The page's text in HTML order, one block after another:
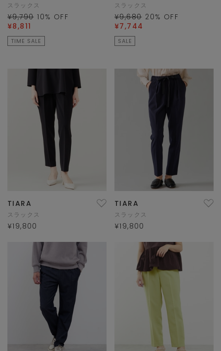
スラックス
¥9,790 10% OFF
¥8,811
TIME SALE
スラックス
¥9,680 20% OFF
¥7,744
SALE
TIARA
スラックス
¥19,800
TIARA
スラックス
¥19,800